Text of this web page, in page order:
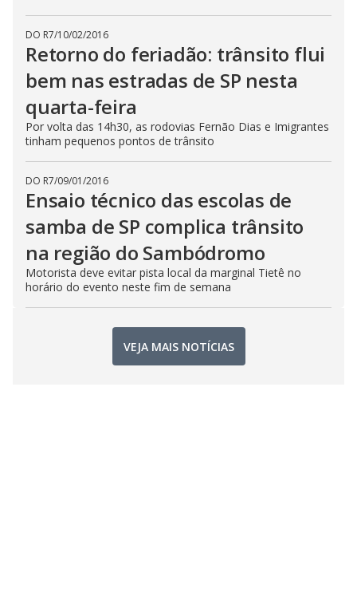
DO R7/10/02/2016
Retorno do feriadão: trânsito flui
bem nas estradas de SP nesta
quarta-feira
Por volta das 14h30, as rodovias Fernão Dias e Imigrantes
tinham pequenos pontos de trânsito
DO R7/09/01/2016
Ensaio técnico das escolas de
samba de SP complica trânsito
na região do Sambódromo
Motorista deve evitar pista local da marginal Tietê no
horário do evento neste fim de semana
VEJA MAIS NOTÍCIAS